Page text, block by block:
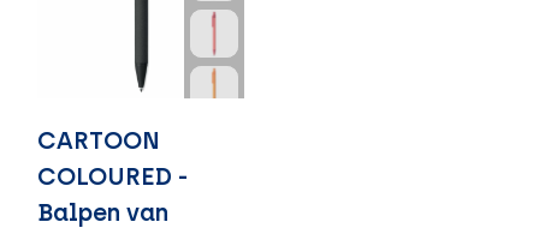
CARTOON
COLOURED -
Balpen van